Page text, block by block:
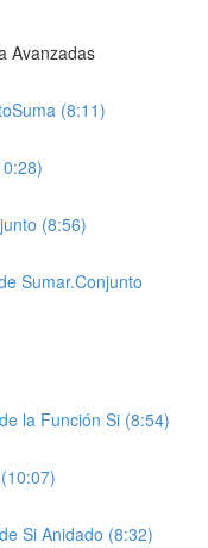
Avanzadas
(8:11)
(8:56)
Sumar.Conjunto
la Función Si (8:54)
Si Anidado (8:32)